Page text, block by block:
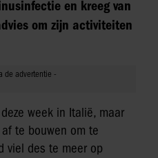
en kreeg van
om zijn activiteiten
week in Italië, maar
te bouwen om te
viel des te meer op